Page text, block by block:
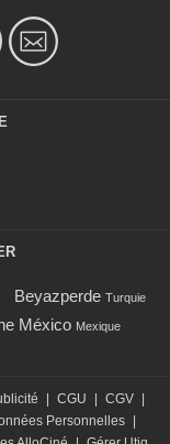
Beyazperde Turquie
México Mexique
| CGU | CGV |
Personnelles |